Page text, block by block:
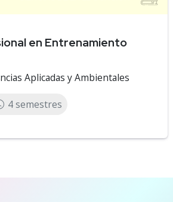
en Entrenamiento
Aplicadas y Ambientales
4 semestres